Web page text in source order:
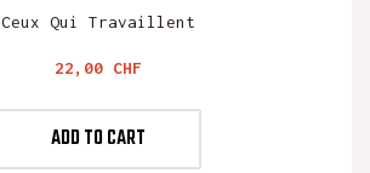
Ceux Qui Travaillent
Preis
22,00 CHF
ADD TO CART